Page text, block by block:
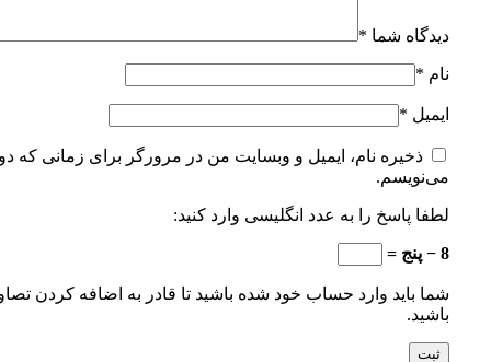
دیدگاه شما *
نام *
ایمیل *
ذخیره نام، ایمیل و وبسایت من در مرورگر برای زمانی که
می‌نویسم.
لطفا پاسخ را به عدد انگلیسی وارد کنید:
8 − پنج =
شما باید وارد حساب خود شده باشید تا قادر به اضافه کردن
باشید.